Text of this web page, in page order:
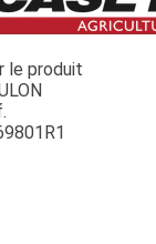
le produit